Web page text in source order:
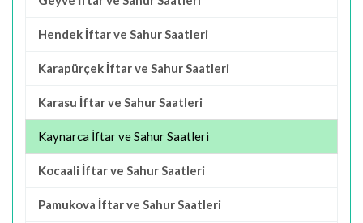
Hendek İftar ve Sahur Saatleri
Karapürçek İftar ve Sahur Saatleri
Karasu İftar ve Sahur Saatleri
Kaynarca İftar ve Sahur Saatleri
Kocaali İftar ve Sahur Saatleri
Pamukova İftar ve Sahur Saatleri